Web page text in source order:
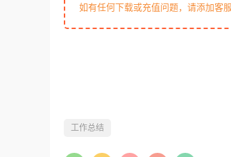
如有任何下载或充值问题，请添加客
工作总结